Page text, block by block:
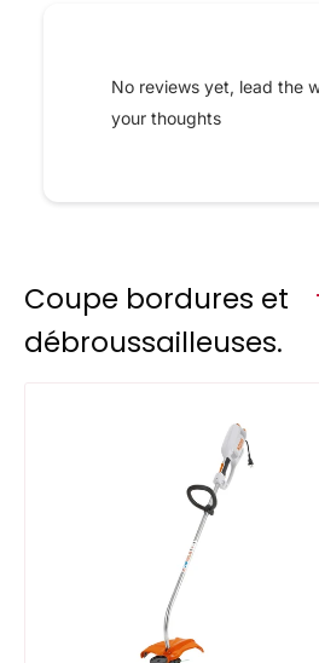
No reviews yet, lead the
your thoughts
Coupe bordures et
débroussailleuses.